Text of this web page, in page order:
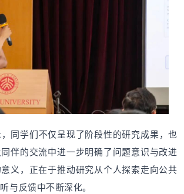
同学们不仅呈现了阶段性的研究成果，也
伴的交流中进一步明确了问题意识与改进
义，正在于推动研究从个人探索走向公共
与反馈中不断深化。